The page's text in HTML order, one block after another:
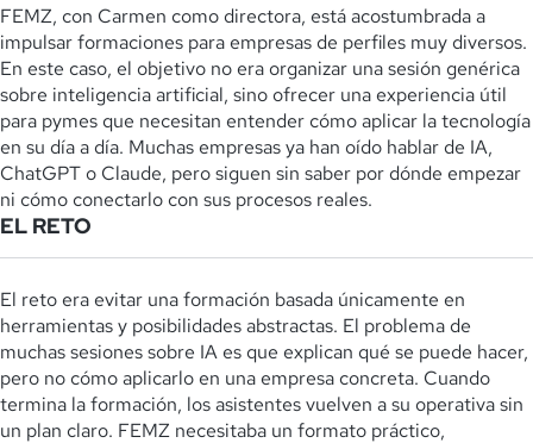
FEMZ, con Carmen como directora, está acostumbrada a
impulsar formaciones para empresas de perfiles muy diversos.
En este caso, el objetivo no era organizar una sesión genérica
sobre inteligencia artificial, sino ofrecer una experiencia útil
para pymes que necesitan entender cómo aplicar la tecnología
en su día a día. Muchas empresas ya han oído hablar de IA,
ChatGPT o Claude, pero siguen sin saber por dónde empezar
ni cómo conectarlo con sus procesos reales.
EL RETO
El reto era evitar una formación basada únicamente en
herramientas y posibilidades abstractas. El problema de
muchas sesiones sobre IA es que explican qué se puede hacer,
pero no cómo aplicarlo en una empresa concreta. Cuando
termina la formación, los asistentes vuelven a su operativa sin
un plan claro. FEMZ necesitaba un formato práctico,